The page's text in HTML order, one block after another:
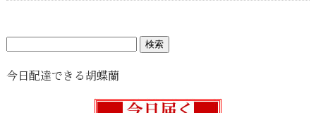
今日配達できる胡蝶蘭